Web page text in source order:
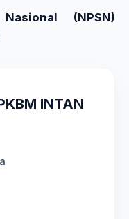
(NPSN)
INTAN